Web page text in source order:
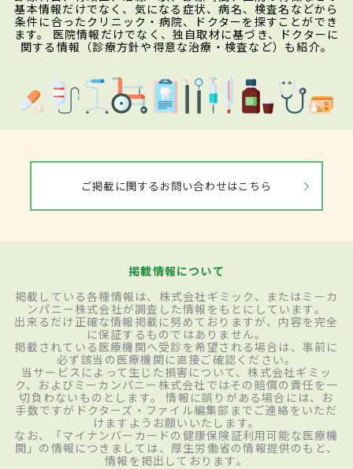
基本情報だけでなく、気になる症状、病名、検査名などから
条件に合ったクリニック・病院、ドクターを探すことができ
ます。 医院情報だけでなく、独自取材に基づき、ドクターに
関する情報（診療方針や得意な治療・検査など）も紹介。
ご掲載に関するお問い合わせはこちら
掲載情報について
掲載している各種情報は、株式会社ギミック、またはミーカ
ンパニー株式会社が調査した情報をもとにしています。
出来るだけ正確な情報掲載に努めておりますが、内容を完全
に保証するものではありません。
掲載されている医療機関へ受診を希望される場合は、事前に
必ず該当の医療機関に直接ご確認ください。
当サービスによって生じた損害について、株式会社ギミッ
ク、およびミーカンパニー株式会社ではその賠償の責任を一
切負わないものとします。 情報に誤りがある場合には、お
手数ですがドクターズ・ファイル編集部までご連絡をいただ
けますようお願いいたします。
なお、「マイナンバーカードの健康保険証利用可能な医療機
関」の情報につきましては、厚生労働省の情報提供のもと、
情報を掲出しております。